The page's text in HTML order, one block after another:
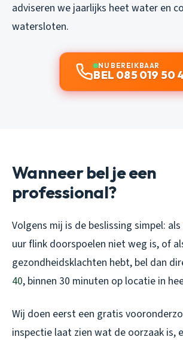
adviseren we jaarlijks heet water en
watersloten.
NU BEREIKBAAR
BEL 085 019 50
Wanneer bel je een
professional?
Volgens mij is de beslissing simpel:
uur flink doorspoelen niet weg is, of
gezondheidsklachten hebt, bel dan
40, binnen 30 minuten op locatie in
Wij doen eerst een gratis
inspectie laat zien wat de oorzaak is,